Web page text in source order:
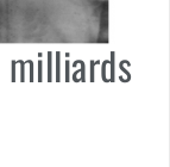
milliards